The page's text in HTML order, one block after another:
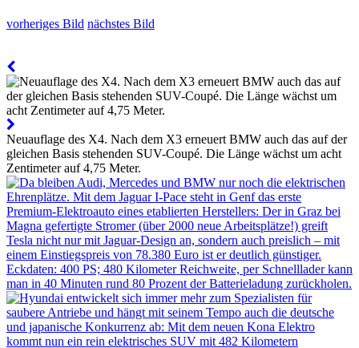
vorheriges Bild nächstes Bild
Neuauflage des X4. Nach dem X3 erneuert BMW auch das auf der
gleichen Basis stehenden SUV-Coupé. Die Länge wächst um acht
Zentimeter auf 4,75 Meter.